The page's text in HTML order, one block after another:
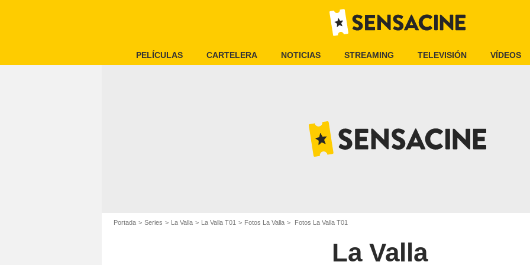
PELÍCULAS CARTELERA NOTICIAS STREAMING TELEVISIÓN VÍDEOS
Portada Series La Valla La Valla T01 Fotos La Valla Fotos La Valla T01
La Valla